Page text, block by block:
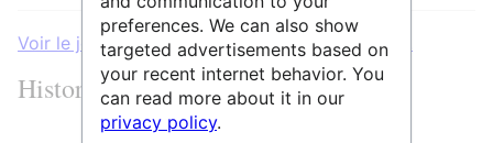
Voir le journal des protections pour cette page.
Historique des modifications
preferences. We can also show
targeted advertisements based on
your recent internet behavior. You
can read more about it in our
privacy policy.